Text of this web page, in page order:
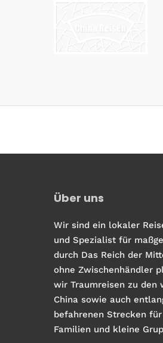
Über uns
Wir sind ein lokaler
und Spezialist für
durch Das Reich der
ohne Zwischenhändler
wir Traumreisen zu den
China sowie auch
befahrenen Strecken
Familien und kleine